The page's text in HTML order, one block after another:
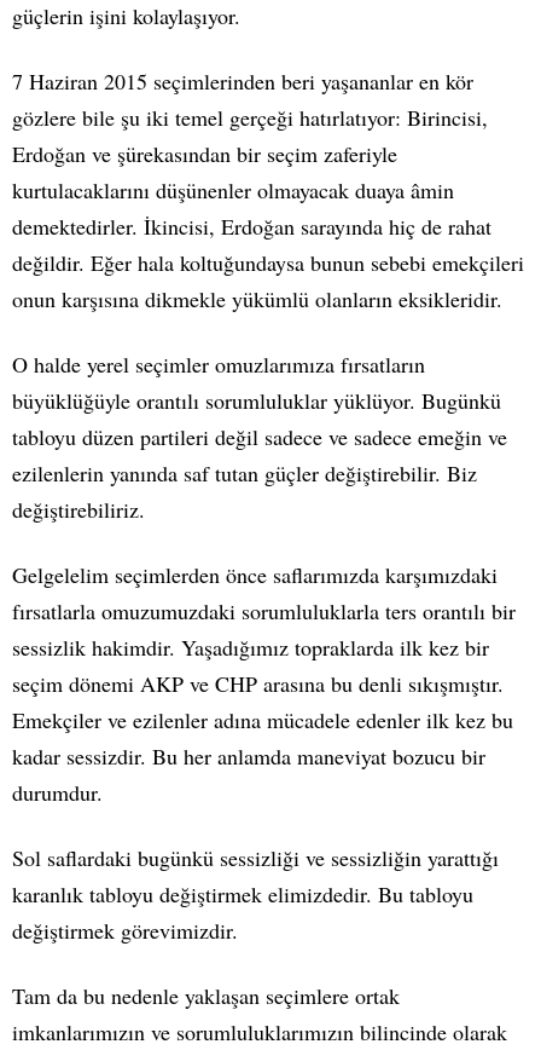
güçlerin işini kolaylaşıyor.
7 Haziran 2015 seçimlerinden beri yaşananlar en kör
gözlere bile şu iki temel gerçeği hatırlatıyor: Birincisi,
Erdoğan ve şürekasından bir seçim zaferiyle
kurtulacaklarını düşünenler olmayacak duaya âmin
demektedirler. İkincisi, Erdoğan sarayında hiç de rahat
değildir. Eğer hala koltuğundaysa bunun sebebi emekçileri
onun karşısına dikmekle yükümlü olanların eksikleridir.
O halde yerel seçimler omuzlarımıza fırsatların
büyüklüğüyle orantılı sorumluluklar yüklüyor. Bugünkü
tabloyu düzen partileri değil sadece ve sadece emeğin ve
ezilenlerin yanında saf tutan güçler değiştirebilir. Biz
değiştirebiliriz.
Gelgelelim seçimlerden önce saflarımızda karşımızdaki
fırsatlarla omuzumuzdaki sorumluluklarla ters orantılı bir
sessizlik hakimdir. Yaşadığımız topraklarda ilk kez bir
seçim dönemi AKP ve CHP arasına bu denli sıkışmıştır.
Emekçiler ve ezilenler adına mücadele edenler ilk kez bu
kadar sessizdir. Bu her anlamda maneviyat bozucu bir
durumdur.
Sol saflardaki bugünkü sessizliği ve sessizliğin yarattığı
karanlık tabloyu değiştirmek elimizdedir. Bu tabloyu
değiştirmek görevimizdir.
Tam da bu nedenle yaklaşan seçimlere ortak
imkanlarımızın ve sorumluluklarımızın bilincinde olarak